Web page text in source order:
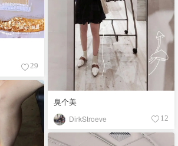
29
臭个美
DirkStroeve 12